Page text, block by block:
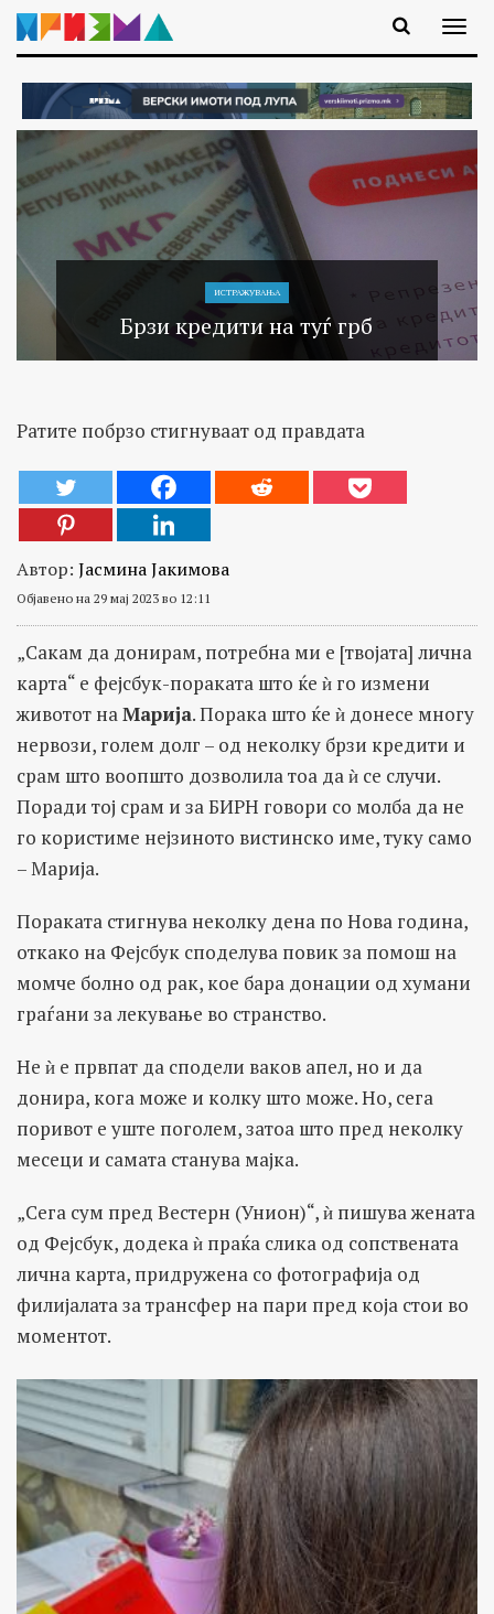
ИСТРАЖУВАЊA
Брзи кредити на туѓ грб
Ратите побрзо стигнуваат од правдата
Автор: Јасмина Јакимова
Објавено на 29 мај 2023 во 12:11
„Сакам да донирам, потребна ми е [твојата] лична
карта“ е фејсбук-пораката што ќе ѝ го измени
животот наМарија. Порака што ќе ѝ донесе многу
нервози, голем долг – од неколку брзи кредити и
срам што воопшто дозволила тоа да ѝ се случи.
Поради тој срам и за БИРН говори со молба да не
го користиме нејзиното вистинско име, туку само
– Марија.
Пораката стигнува неколку дена по Нова година,
откако на Фејсбук споделува повик за помош на
момче болно од рак, кое бара донации од хумани
граѓани за лекување во странство.
Не ѝ е првпат да сподели ваков апел, но и да
донира, кога може и колку што може. Но, сега
поривот е уште поголем, затоа што пред неколку
месеци и самата станува мајка.
„Сега сум пред Вестерн (Унион)“, ѝ пишува жената
од Фејсбук, додека ѝ праќа слика од сопствената
лична карта, придружена со фотографија од
филијалата за трансфер на пари пред која стои во
моментот.